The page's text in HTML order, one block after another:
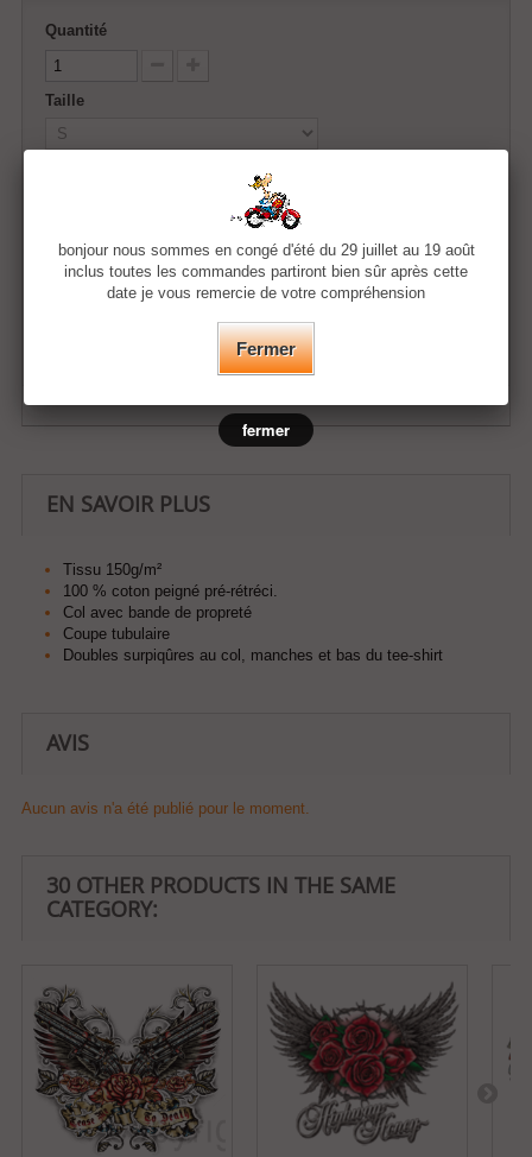
Quantité
Taille
Ajouter au panier
Ajouter à ma liste d'envies
EN SAVOIR PLUS
Tissu 150g/m²
100 % coton peigné pré-rétréci.
Col avec bande de propreté
Coupe tubulaire
Doubles surpiqûres au col, manches et bas du tee-shirt
AVIS
Aucun avis n'a été publié pour le moment.
30 OTHER PRODUCTS IN THE SAME
CATEGORY:
bonjour nous sommes en congé d'été du 29 juillet au 19 août
inclus toutes les commandes partiront bien sûr après cette
date je vous remercie de votre compréhension
Fermer
fermer